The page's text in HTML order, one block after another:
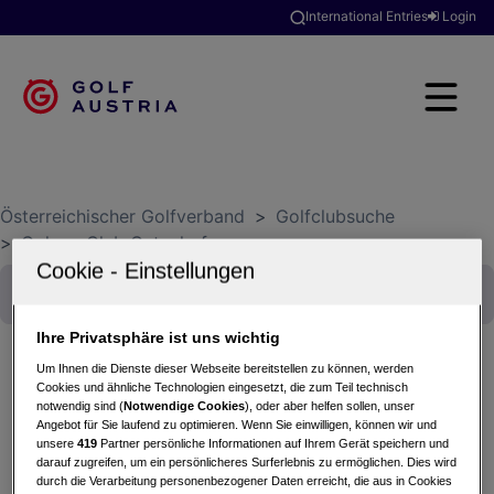
International Entries Login
Österreichischer Golfverband > Golfclubsuche
> Colony Club Gutenhof
Colony Cup
16.09.2025 - Einzel-Zählspiel nach Stableford
Colony Club Gutenhof
Ihre Privatsphäre ist uns wichtig
Um Ihnen die Dienste dieser Webseite bereitstellen zu können, werden
Cookies und ähnliche Technologien eingesetzt, die zum Teil technisch
notwendig sind (Notwendige Cookies), oder aber helfen sollen, unser
Angebot für Sie laufend zu optimieren. Wenn Sie einwilligen, können wir und
unsere419 Partner persönliche Informationen auf Ihrem Gerät speichern und
darauf zugreifen, um ein persönlicheres Surferlebnis zu ermöglichen. Dies wird
durch die Verarbeitung personenbezogener Daten erreicht, die aus in Cookies